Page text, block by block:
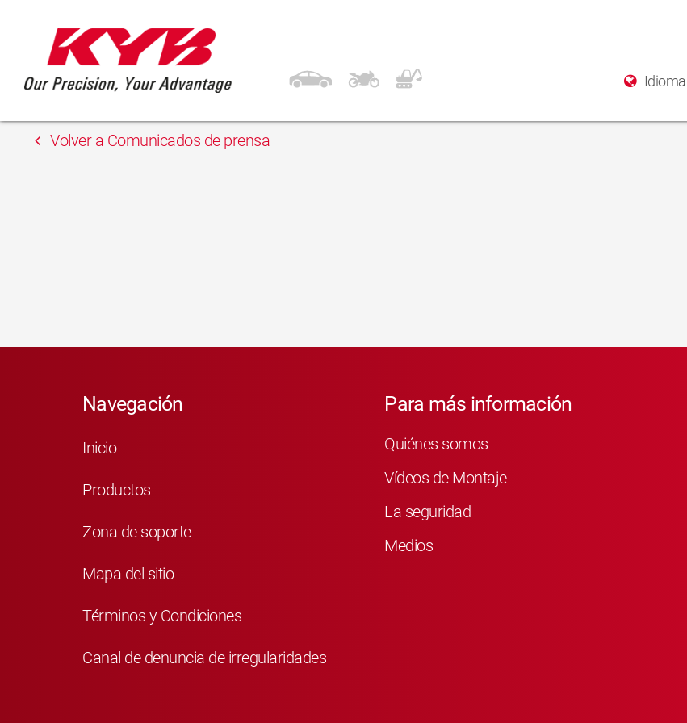
Idioma
Inter Cars
Volver a Comunicados de prensa
Navegación
Inicio
Productos
Zona de soporte
Mapa del sitio
Términos y Condiciones
Canal de denuncia de irregularidades
Para más información
Quiénes somos
Vídeos de Montaje
La seguridad
Medios